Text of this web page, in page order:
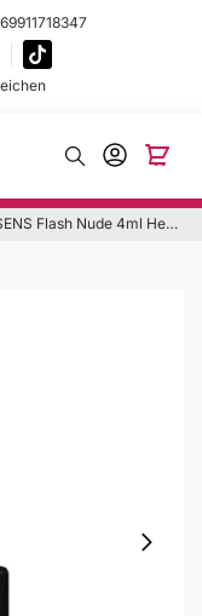
Flash Nude 4ml Hema Free